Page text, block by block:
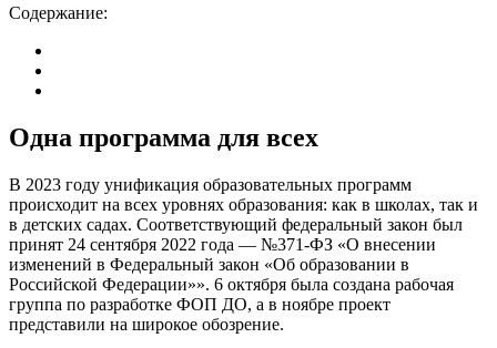
Содержание:
Одна программа для всех
В 2023 году унификация образовательных программ
происходит на всех уровнях образования: как в школах, так и
в детских садах. Соответствующий федеральный закон был
принят 24 сентября 2022 года — №371-ФЗ «О внесении
изменений в Федеральный закон «Об образовании в
Российской Федерации»». 6 октября была создана рабочая
группа по разработке ФОП ДО, а в ноябре проект
представили на широкое обозрение.